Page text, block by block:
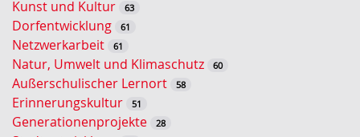
w
o
r
t
-
S
u
Kunst und Kultur 63
Dorfentwicklung 61
Netzwerkarbeit 61
Natur, Umwelt und Klimaschutz 60
Außerschulischer Lernort 58
Erinnerungskultur 51
Generationenprojekte 28